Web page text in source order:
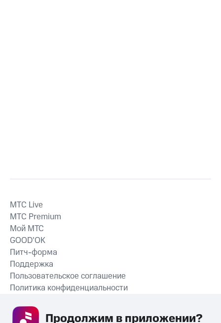
СКАЧАТЬ ПРИЛОЖЕНИЕ
MTС Live
MTС Premium
Мой МТС
GOOD’OK
Питч-форма
Поддержка
Пользовательское соглашение
Политика конфиденциальности